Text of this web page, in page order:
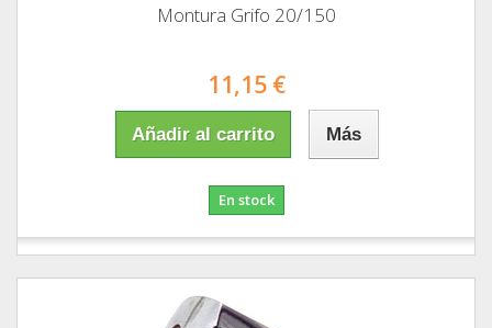
Montura Grifo 20/150
11,15 €
Añadir al carrito Más
En stock